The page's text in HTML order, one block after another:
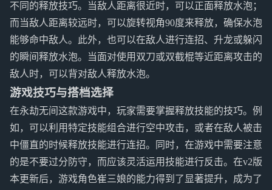
不同的释放技巧。当敌人距离很近时，可以正面释放水泡；
而当敌人距离较远时，可以旋转视角90度来释放，确保水泡
能够命中敌人。此外，也可以在敌人进行连招、升龙或躲闪
的瞬间释放水泡。当面对使用双刀或双截棍等近距离攻击的
敌人时，可以背对敌人释放水泡。
游戏技巧与搭档选择
在永劫无间这款游戏中，玩家需要掌握释放技能的技巧。例
如，可以利用特定技能组合进行空中攻击，或者在敌人被击
中僵直的时候释放技能进行连招。同时，在游戏中需要注意
的是不要过分防守，而应该灵活运用技能进行反击。在v2版
本更新后，游戏角色崔三娘的能力得到了显著提升，成为了